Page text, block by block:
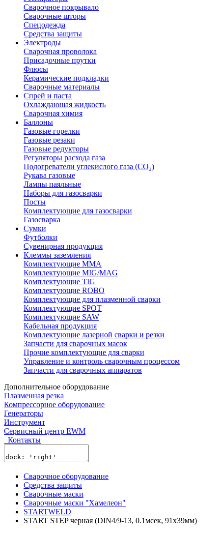
Сварочное покрывало
Сварочные шторы
Спецодежда
Средства защиты
Электроды
Сварочная проволока
Присадочные прутки
Флюсы
Керамические подкладки
Сварочные материалы
Спрей и паста
Охлаждающая жидкость
Сварочная химия
Баллоны
Газовые горелки
Газовые резаки
Газовые редукторы
Регуляторы расхода газа
Подогреватели углекислого газа (CO₂)
Рукава газовые
Лампы паяльные
Наборы для газосварки
Посты
Комплектующие для газосварки
Газосварка
Сумки
Футболки
Сувенирная продукция
Клеммы заземления
Комплектующие ММА
Комплектующие MIG/MAG
Комплектующие TIG
Комплектующие ROBO
Комплектующие для плазменной сварки
Комплектующие SPOT
Комплектующие SAW
Кабельная продукция
Комплектующие лазерной сварки и резки
Запчасти для сварочных масок
Прочие комплектующие для сварки
Управление и контроль сварочным процессом
Запчасти для сварочных аппаратов
Дополнительное оборудование
Плазменная резка
Компрессорное оборудование
Генераторы
Инструмент
Сервисный центр EWM
Контакты
Сварочное оборудование
Средства защиты
Сварочные маски
Сварочные маски "Хамелеон"
STARTWELD
START STEP черная (DIN4/9-13, 0.1мсек, 91х39мм)